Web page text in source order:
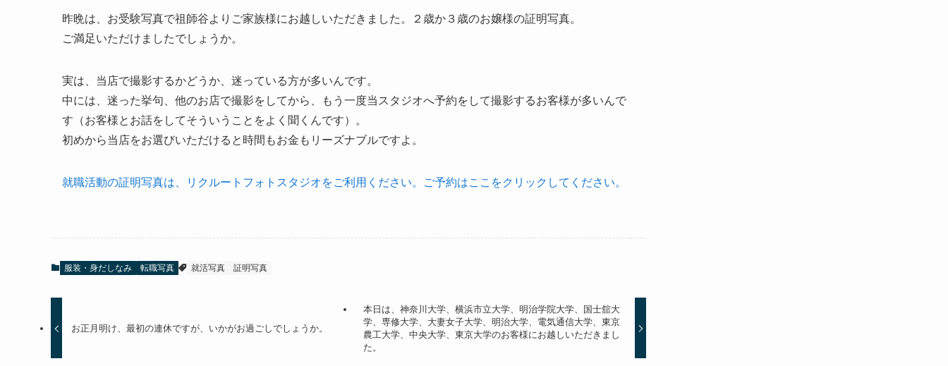
昨晩は、お受験写真で祖師谷よりご家族様にお越しいただきました。２歳か３歳のお嬢様の証明写真。
ご満足いただけましたでしょうか。
実は、当店で撮影するかどうか、迷っている方が多いんです。
中には、迷った挙句、他のお店で撮影をしてから、もう一度当スタジオへ予約をして撮影するお客様が多いんで
す（お客様とお話をしてそういうことをよく聞くんです）。
初めから当店をお選びいただけると時間もお金もリーズナブルですよ。
就職活動の証明写真は、リクルートフォトスタジオをご利用ください。ご予約はここをクリックしてください。
服装・身だしなみ 転職写真 就活写真 証明写真
お正月明け、最初の連休ですが、いかがお過ごしでしょうか。
本日は、神奈川大学、横浜市立大学、明治学院大学、国士舘大
学、専修大学、大妻女子大学、明治大学、電気通信大学、東京
農工大学、中央大学、東京大学のお客様にお越しいただきまし
た。